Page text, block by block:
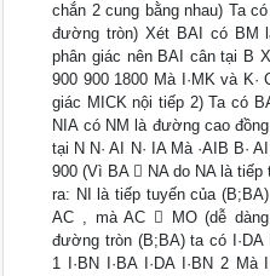
chắn 2 cung bằng nhau) Ta
đường tròn) Xét BAI có BM
phân giác nên BAI cân tại B
900 900 1800 Mà I·MK và
giác MICK nội tiếp 2) Ta có
NIA có NM là đường cao
tại N N· AI N· IA Mà ·AIB B·
900 (Vì BA  NA do NA là
ra: NI là tiếp tuyến của
AC , mà AC  MO (dễ
đường tròn (B;BA) ta có
1 I·BN I·BA I·DA I·BN 2